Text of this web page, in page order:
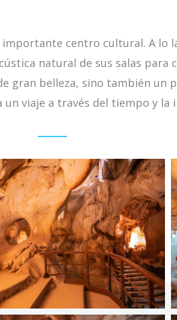
centro cultural. A lo
natural de sus salas para
gran belleza, sino también un
viaje a través del tiempo y la